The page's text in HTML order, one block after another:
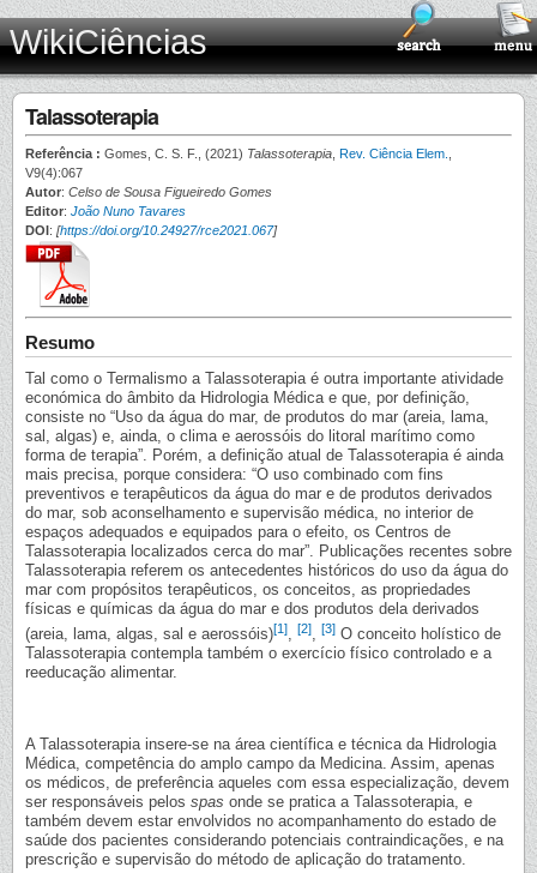
WikiCiências
Talassoterapia
Referência : Gomes, C. S. F., (2021) Talassoterapia Rev. Ciência Elem.
V9(4):067
Autor: Celso de Sousa Figueiredo Gomes
Editor: João Nuno Tavares
DOI: [https://doi.org/10.24927/rce2021.067]
Resumo
Tal como o Termalismo a Talassoterapia é outra importante atividade
económica do âmbito da Hidrologia Médica e que, por definição,
consiste no “Uso da água do mar, de produtos do mar (areia, lama,
sal, algas) e, ainda, o clima e aerossóis do litoral marítimo como
forma de terapia”. Porém, a definição atual de Talassoterapia é ainda
mais precisa, porque considera: “O uso combinado com fins
preventivos e terapêuticos da água do mar e de produtos derivados
do mar, sob aconselhamento e supervisão médica, no interior de
espaços adequados e equipados para o efeito, os Centros de
Talassoterapia localizados cerca do mar”. Publicações recentes sobre
Talassoterapia referem os antecedentes históricos do uso da água do
mar com propósitos terapêuticos, os conceitos, as propriedades
físicas e químicas da água do mar e dos produtos dela derivados
(areia, lama, algas, sal e aerossóis)[1], [2], [3] O conceito holístico de
Talassoterapia contempla também o exercício físico controlado e a
reeducação alimentar.
A Talassoterapia insere-se na área científica e técnica da Hidrologia
Médica, competência do amplo campo da Medicina. Assim, apenas
os médicos, de preferência aqueles com essa especialização, devem
ser responsáveis pelos spas onde se pratica a Talassoterapia, e
também devem estar envolvidos no acompanhamento do estado de
saúde dos pacientes considerando potenciais contraindicações, e na
prescrição e supervisão do método de aplicação do tratamento.